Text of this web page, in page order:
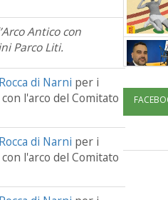
Antico con
Parco Liti.
Rocca di Narni per i
l'arco del Comitato
Rocca di Narni per i
l'arco del Comitato